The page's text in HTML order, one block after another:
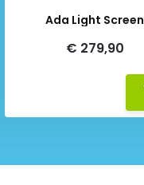
Ada Light Screen
€ 279,90